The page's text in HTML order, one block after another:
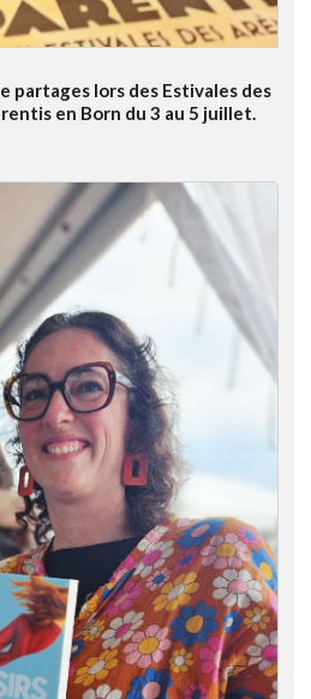
partages lors des Estivales des
en Born du 3 au 5 juillet.